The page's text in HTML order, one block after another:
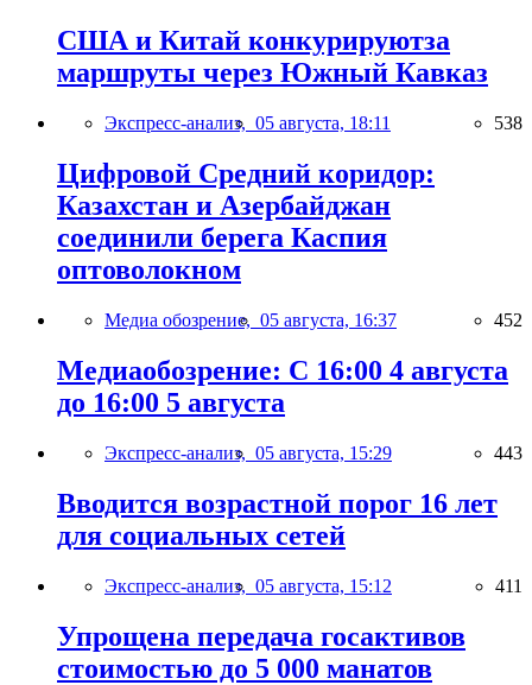
США и Китай конкурируютза
маршруты через Южный Кавказ
Экспресс-анализ, 05 августа, 18:11 538
Цифровой Средний коридор:
Казахстан и Азербайджан
соединили берега Каспия
оптоволокном
Медиа обозрение, 05 августа, 16:37 452
Медиаобозрение: С 16:00 4 августа
до 16:00 5 августа
Экспресс-анализ, 05 августа, 15:29 443
Вводится возрастной порог 16 лет
для социальных сетей
Экспресс-анализ, 05 августа, 15:12 411
Упрощена передача госактивов
стоимостью до 5 000 манатов